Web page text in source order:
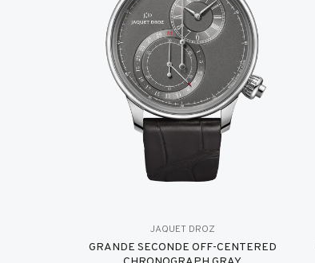
JAQUET DROZ
GRANDE SECONDE OFF-CENTERED